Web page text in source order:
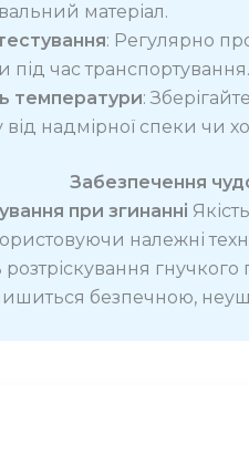
матеріал.
: Регулярно
під час транспортування.
температури:
надмірної спеки чи
Забезпечення
при згинанні
належні
безпечною,